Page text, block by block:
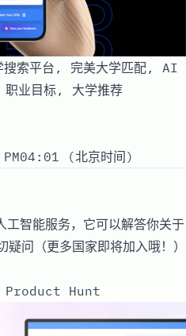
索平台, 完美大学匹配, AI
业目标, 大学推荐
PM04:01 (北京时间)
智能服务，它可以解答你关于
问（更多国家即将加入哦！）
Product Hunt